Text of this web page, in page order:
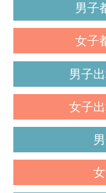
男子
女子
男子
女子